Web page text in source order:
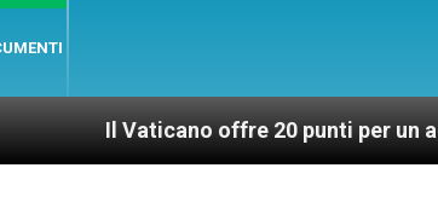
offre 20 punti per un accesso giusto